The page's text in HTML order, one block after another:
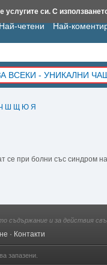
Ш Щ Ю Я
се при болни със синдром
четени Най-
ВСЕКИ - УНИКАЛНИ
BauBau.bg NewAge.bg
съдържание и за действия
· Контакти
запазени.
услугите си. С